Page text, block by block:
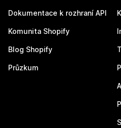
Dokumentace k rozhraní API
Komunita Shopify
Blog Shopify
Průzkum